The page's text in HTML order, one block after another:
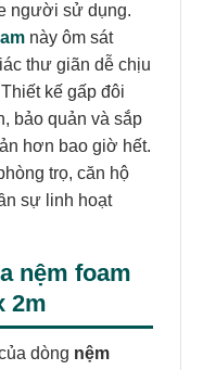
người sử dụng.
này ôm sát
thư giãn dễ chịu
kế gấp đôi
bảo quản và sắp
hơn bao giờ hết.
trọ, căn hộ
sự linh hoạt
nệm foam
2m
dòng nệm